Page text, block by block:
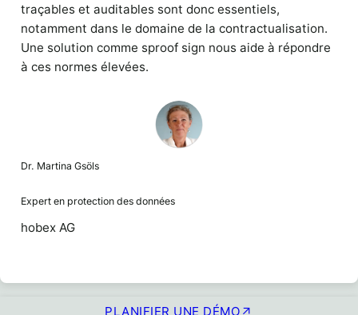
traçables et auditables sont donc essentiels,
notamment dans le domaine de la contractualisation.
Une solution comme sproof sign nous aide à répondre
à ces normes élevées.
Dr. Martina Gsöls
Expert en protection des données
hobex AG
PLANIFIER UNE DÉMO